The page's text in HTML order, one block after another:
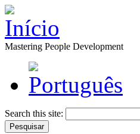
Mastering People Development
Search this site: